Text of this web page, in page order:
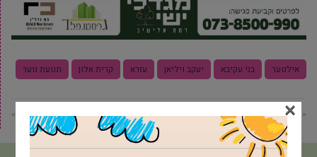
אילנוער בני עקיבא יעקב ויליאן עזרא קרית אלון תנועת נוער
« פוסט קודם פוסט הבא » ×